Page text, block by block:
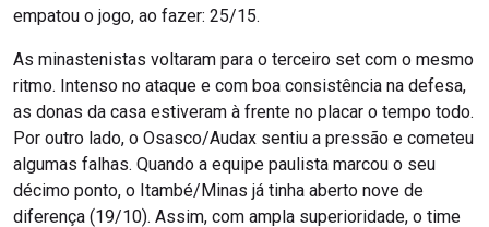
empatou o jogo, ao fazer: 25/15.
As minastenistas voltaram para o terceiro set com o mesmo
ritmo. Intenso no ataque e com boa consistência na defesa,
as donas da casa estiveram à frente no placar o tempo todo.
Por outro lado, o Osasco/Audax sentiu a pressão e cometeu
algumas falhas. Quando a equipe paulista marcou o seu
décimo ponto, o Itambé/Minas já tinha aberto nove de
diferença (19/10). Assim, com ampla superioridade, o time